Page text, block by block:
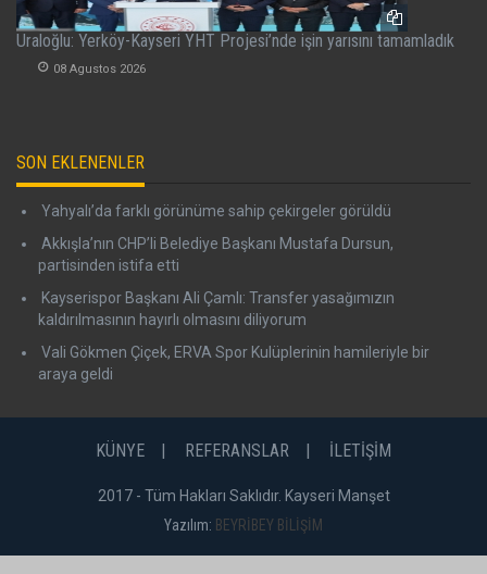
Uraloğlu: Yerköy-Kayseri YHT Projesi’nde işin yarısını tamamladık
08 Agustos 2026
SON EKLENENLER
Yahyalı’da farklı görünüme sahip çekirgeler görüldü
Akkışla’nın CHP’li Belediye Başkanı Mustafa Dursun,
partisinden istifa etti
Kayserispor Başkanı Ali Çamlı: Transfer yasağımızın
kaldırılmasının hayırlı olmasını diliyorum
Vali Gökmen Çiçek, ERVA Spor Kulüplerinin hamileriyle bir
araya geldi
KÜNYE REFERANSLAR İLETİŞİM
2017 - Tüm Hakları Saklıdır. Kayseri Manşet
Yazılım: BEYRİBEY BİLİŞİM